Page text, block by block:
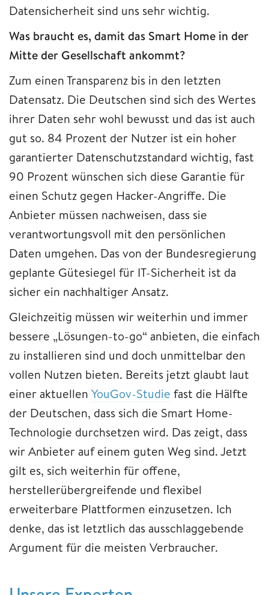
Datensicherheit sind uns sehr wichtig.
Was braucht es, damit das Smart Home in der
Mitte der Gesellschaft ankommt?
Zum einen Transparenz bis in den letzten
Datensatz. Die Deutschen sind sich des Wertes
ihrer Daten sehr wohl bewusst und das ist auch
gut so. 84 Prozent der Nutzer ist ein hoher
garantierter Datenschutzstandard wichtig, fast
90 Prozent wünschen sich diese Garantie für
einen Schutz gegen Hacker-Angriffe. Die
Anbieter müssen nachweisen, dass sie
verantwortungsvoll mit den persönlichen
Daten umgehen. Das von der Bundesregierung
geplante Gütesiegel für IT-Sicherheit ist da
sicher ein nachhaltiger Ansatz.
Gleichzeitig müssen wir weiterhin und immer
bessere „Lösungen-to-go“ anbieten, die einfach
zu installieren sind und doch unmittelbar den
vollen Nutzen bieten. Bereits jetzt glaubt laut
einer aktuellen YouGov-Studie fast die Hälfte
der Deutschen, dass sich die Smart Home-
Technologie durchsetzen wird. Das zeigt, dass
wir Anbieter auf einem guten Weg sind. Jetzt
gilt es, sich weiterhin für offene,
herstellerübergreifende und flexibel
erweiterbare Plattformen einzusetzen. Ich
denke, das ist letztlich das ausschlaggebende
Argument für die meisten Verbraucher.